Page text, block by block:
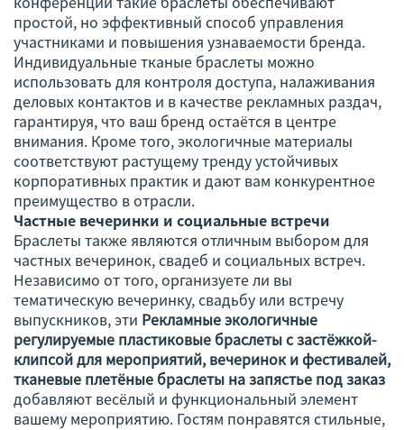
простой, но эффективный способ управления
участниками и повышения узнаваемости бренда.
Индивидуальные тканые браслеты можно
использовать для контроля доступа, налаживания
деловых контактов и в качестве рекламных раздач,
гарантируя, что ваш бренд остаётся в центре
внимания. Кроме того, экологичные материалы
соответствуют растущему тренду устойчивых
корпоративных практик и дают вам конкурентное
преимущество в отрасли.
Частные вечеринки и социальные встречи
Браслеты также являются отличным выбором для
частных вечеринок, свадеб и социальных встреч.
Независимо от того, организуете ли вы
тематическую вечеринку, свадьбу или встречу
выпускников, эти Рекламные экологичные
регулируемые пластиковые браслеты с застёжкой-
клипсой для мероприятий, вечеринок и фестивалей,
тканевые плетёные браслеты на запястье под заказ
добавляют весёлый и функциональный элемент
вашему мероприятию. Гостям понравятся стильные,